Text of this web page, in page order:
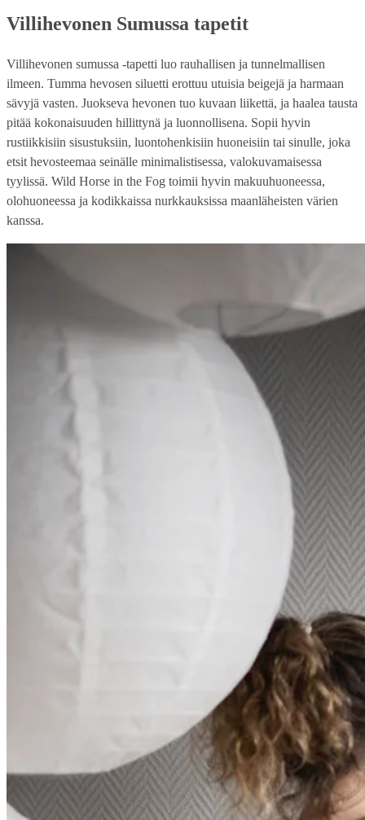
Villihevonen Sumussa tapetit
Villihevonen sumussa -tapetti luo rauhallisen ja tunnelmallisen
ilmeen. Tumma hevosen siluetti erottuu utuisia beigejä ja harmaan
sävyjä vasten. Juokseva hevonen tuo kuvaan liikettä, ja haalea tausta
pitää kokonaisuuden hillittynä ja luonnollisena. Sopii hyvin
rustiikkisiin sisustuksiin, luontohenkisiin huoneisiin tai sinulle, joka
etsit hevosteemaa seinälle minimalistisessa, valokuvamaisessa
tyylissä. Wild Horse in the Fog toimii hyvin makuuhuoneessa,
olohuoneessa ja kodikkaissa nurkkauksissa maanläheisten värien
kanssa.